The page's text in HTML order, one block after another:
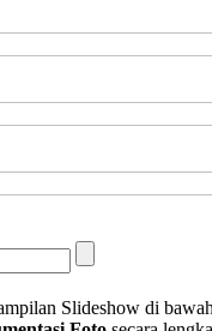
Slideshow di